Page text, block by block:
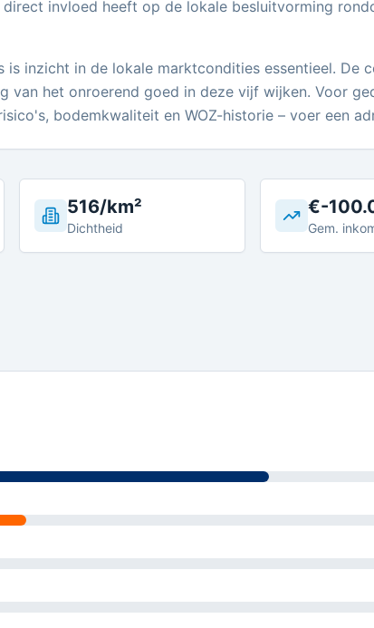
invloed heeft op de lokale besluitvorming
inzicht in de lokale marktcondities essentieel. De
het onroerend goed in deze vijf wijken. Voor
bodemkwaliteit en WOZ-historie – voer een
516/km²
Dichtheid
€-
Gem.